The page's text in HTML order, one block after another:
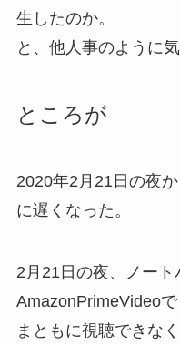
生したのか。
と、他人事のように
ところが
2020年2月21日の夜か
に遅くなった。
2月21日の夜、ノート
AmazonPrimeVideoで
まともに視聴できな